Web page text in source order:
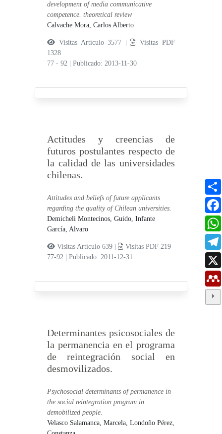
development of media communicative
competence. theoretical review
Calvache Mora, Carlos Alberto
Visitas Artículo 3577 |
Visitas PDF
1328
77 - 92
|Publicado: 2013-11-30
Actitudes y creencias de
futuros postulantes respecto de
la calidad de las universidades
chilenas.
Attitudes and beliefs of future applicants
regarding the quality of Chilean universities.
Demicheli Montecinos, Guido,Infante
García, Alvaro
Visitas Artículo 639 |
Visitas PDF 219
77-92
|Publicado: 2011-12-31
Determinantes psicosociales de
la permanencia en el programa
de reintegración social en
desmovilizados.
Psychosocial determinants of permanence in
the social reintegration program in
demobilized people.
Velasco Salamanca, Marcela,Londoño Pérez,